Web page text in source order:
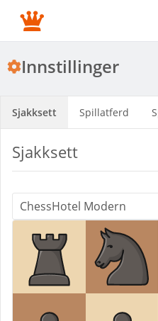
Innstillinger
Sjakksett Spillatferd
Sjakksett